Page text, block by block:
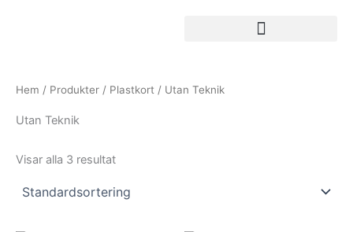
Hem / Produkter / Plastkort / Utan Teknik
Utan Teknik
Visar alla 3 resultat